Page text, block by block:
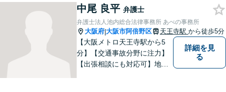
中尾 良平 弁護士
弁護士法人池内総合法律事務所 あべの事務所
大阪府|大阪市阿倍野区 天王寺駅 から徒歩5分
【大阪メトロ天王寺駅から5
分】【交通事故分野に注力】
【出張相談にも対応可】地元
詳細を見
る